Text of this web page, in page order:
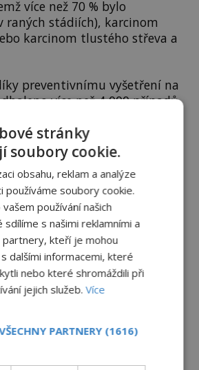
více než 70 % bylo
raných stádiích), karcinom
karcinom tlustého střeva a
preventivnímu vyšetření na
více než 4 000 případů,
zachycena v raném stádiu.
programy
plic u kuřáků, a od roku
prostaty.
nám pomáhá identifikovat
vzniku rakoviny, což je
preventivní péče.
by měl však vždy lékař,
genetik.
pak mohou výrazně snížit
pokročilého stádia,“
Šnajdr z kliniky Health+.
stránky
soubory cookie.
obsahu, reklam a analýze
používáme soubory cookie.
používání našich
sdílíme s našimi reklamními a
partnery, kteří je mohou
dalšími informacemi, které
nebo které shromáždili při
jejich služeb.Více
PARTNERY (1616)